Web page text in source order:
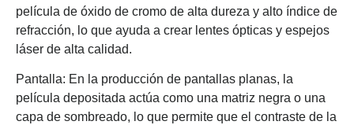
película de óxido de cromo de alta dureza y alto índice de
refracción, lo que ayuda a crear lentes ópticas y espejos
láser de alta calidad.
Pantalla: En la producción de pantallas planas, la
película depositada actúa como una matriz negra o una
capa de sombreado, lo que permite que el contraste de la